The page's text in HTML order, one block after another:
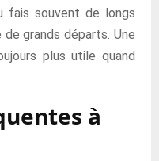
fais souvent de longs
grands départs. Une
plus utile quand
à